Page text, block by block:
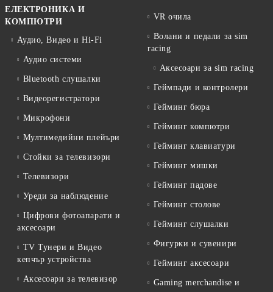
ЕЛЕКТРОНИКА И
КОМПЮТРИ
Аудио, Видео и Hi-Fi
Аудио системи
Bluetooth слушалки
Видеорегистратори
Микрофони
Мултимедийни плейъри
Стойки за телевизори
Телевизори
Уреди за наблюдение
Цифрови фотоапарати и
аксесоари
TV Тунери и Видео
кепчър устройства
Аксесоари за телевизор
VR очила
Волани и педали за sim
racing
Аксесоари за sim racing
Геймпади и контролери
Гейминг бюра
Гейминг компютри
Гейминг клавиатури
Гейминг мишки
Гейминг падове
Гейминг столове
Гейминг слушалки
Фигурки и сувенири
Гейминг аксесоари
Gaming merchandise и